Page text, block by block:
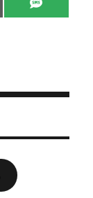
Share
on
S
M